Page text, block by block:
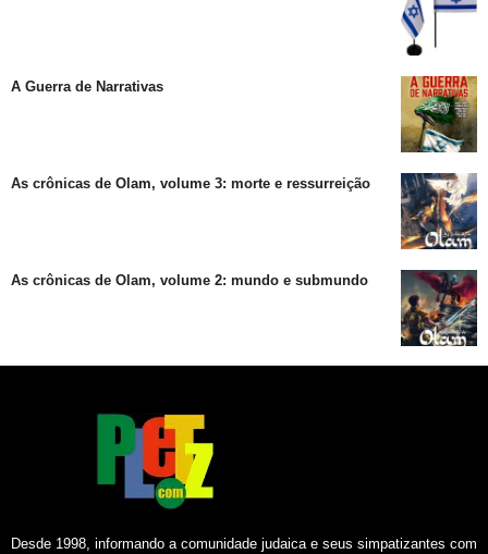
A Guerra de Narrativas
As crônicas de Olam, volume 3: morte e ressurreição
As crônicas de Olam, volume 2: mundo e submundo
Desde 1998, informando a comunidade judaica e seus simpatizantes com